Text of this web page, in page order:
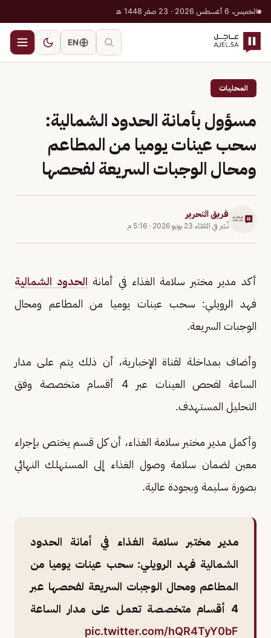
الخميس، 6 أغسطس 2026 · 23 صفر 1448 هـ
EN
المحليات
مسؤول بأمانة الحدود الشمالية:
سحب عينات يوميا من المطاعم
ومحال الوجبات السريعة لفحصها
فريق التحرير
نُشر في الثلاثاء 23 يونيو 2026 · 5:16 م
أكد مدير مختبر سلامة الغذاء في أمانة الحدود الشمالية
فهد الرويلي: سحب عينات يوميا من المطاعم ومحال
الوجبات السريعة.
وأضاف بمداخلة لقناة الإخبارية، أن ذلك يتم على مدار
الساعة لفحص العينات عبر 4 أقسام متخصصة وفق
التحليل المستهدف.
وأكمل مدير مختبر سلامة الغذاء، أن كل قسم يختص بإجراء
معين لضمان سلامة وصول الغذاء إلى المستهلك النهائي
بصورة سليمة وبجودة عالية.
مدير مختبر سلامة الغذاء في أمانة الحدود
الشمالية فهد الرويلي: سحب عينات يوميا من
المطاعم ومحال الوجبات السريعة لفحصها عبر
4 أقسام متخصصة تعمل على مدار الساعة
pic.twitter.com/hQR4TyY0bF